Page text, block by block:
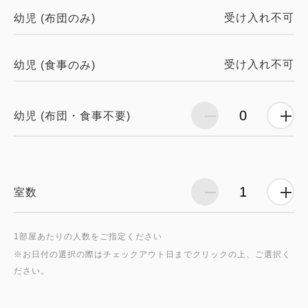
幼児 (布団のみ) 受け入れ不可
幼児 (食事のみ) 受け入れ不可
幼児 (布団・食事不要)
室数
1部屋あたりの人数をご指定ください
※お日付の選択の際はチェックアウト日までクリックの上、ご選択く